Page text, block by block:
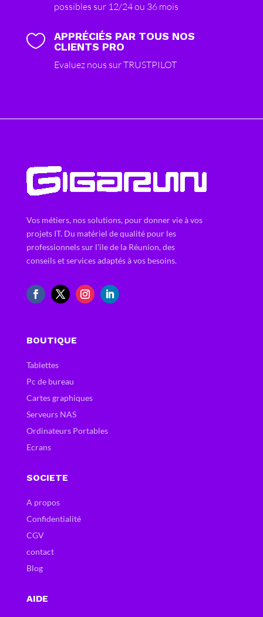
possibles sur 12/24 ou 36 mois

APPRÉCIÉS PAR TOUS NOS
CLIENTS PRO
Evaluez nous sur TRUSTPILOT
Vos métiers, nos solutions, pour donner vie à vos
projets IT. Du matériel de qualité pour les
professionnels sur l'ile de la Réunion, des
conseils et services adaptés à vos besoins.
BOUTIQUE
Tablettes
Pc de bureau
Cartes graphiques
Serveurs NAS
Ordinateurs Portables
Ecrans
SOCIETE
A propos
Confidentialité
CGV
contact
Blog
AIDE